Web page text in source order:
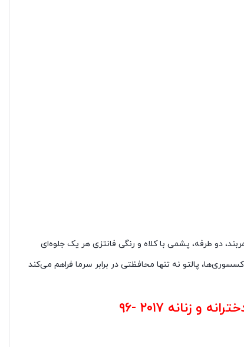
دو طرفه، پشمی با کلاه و رنگی فانتزی هر یک جلوه‌ای
پالتو نه تنها محافظتی در برابر سرما فراهم می‌کند
و زنانه ۲۰۱۷ -۹۶